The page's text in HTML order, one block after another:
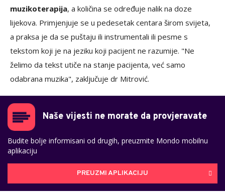
muzikoterapija, a količina se određuje nalik na doze
lijekova. Primjenjuje se u pedesetak centara širom svijeta,
a praksa je da se puštaju ili instrumentali ili pesme s
tekstom koji je na jeziku koji pacijent ne razumije. "Ne
želimo da tekst utiče na stanje pacijenta, već samo
odabrana muzika", zaključuje dr Mitrović.
Naše vijesti ne morate da provjeravate
Budite bolje informisani od drugih, preuzmite Mondo mobilnu
aplikaciju
PREUZMI APLIKACIJU